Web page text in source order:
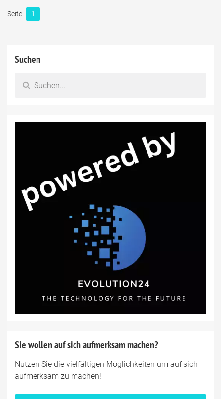
1
Suchen
Sie wollen auf sich aufmerksam machen?
Nutzen Sie die vielfältigen Möglichkeiten um auf sich
aufmerksam zu machen!